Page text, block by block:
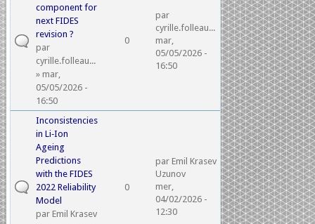
component for
next FIDES
revision ?
par
cyrille.folleau...
» mar,
05/05/2026 -
16:50
0
par
cyrille.folleau...
mar,
05/05/2026 -
16:50
Inconsistencies
in Li‑Ion
Ageing
Predictions
with the FIDES
2022 Reliability
Model
parEmil Krasev
0
parEmil Krasev
Uzunov
mer,
04/02/2026 -
12:30